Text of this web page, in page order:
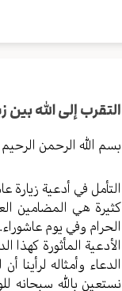
التقرب إلى الله
بسم الله الرحمن الرحيم
التأمل في أدعية زيارة
كثيرة هي المضامين
الحرام وفي يوم
الأدعية المأثورة كهذا
الدعاء وأمثاله
نستعين بالله سبحانه